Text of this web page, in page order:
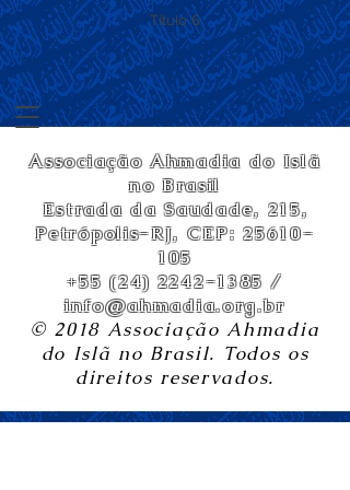
Título 6
Associação Ahmadia do Islã
no Brasil
Estrada da Saudade, 215,
Petrópolis-RJ, CEP:25610-
105
+55 (24) 2242-1385 /
info@ahmadia.org.br
© 2018 Associação Ahmadia
do Islã no Brasil. Todos os
direitos reservados.